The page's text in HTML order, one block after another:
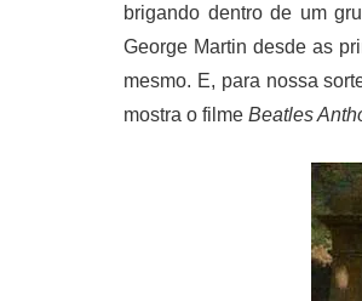
brigando dentro de um
George Martin desde as
mesmo. E, para nossa
mostra o filme Beatles